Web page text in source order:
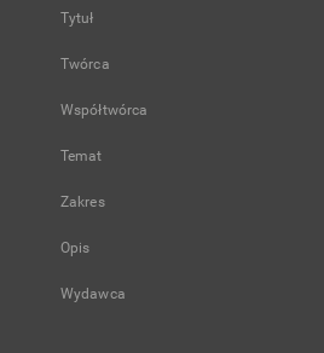
Tytuł
Twórca
Współtwórca
Temat
Zakres
Opis
Wydawca